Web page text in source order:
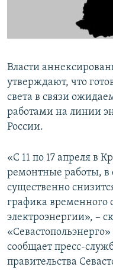
ПОБЕДИТЕЛЕЙ НЕ СУДЯТ?
КРЫМ.НЕПОКОРЕННЫЙ
УКРАИНСКАЯ ПРОБЛЕМА
ПРИСОЕДИНЯЙТЕСЬ!
Все сайты RFE/RL
Власти
утверждают, что
света в связи
работами на линии
России.
«С 11 по 17 апреля в
ремонтные работы, в
существенно
графика временного
электроэнергии», –
сообщает пресс-
правительства